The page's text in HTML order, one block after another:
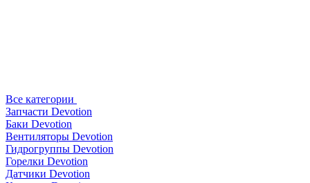
Все категории
Запчасти Devotion
Баки Devotion
Вентиляторы Devotion
Гидрогруппы Devotion
Горелки Devotion
Датчики Devotion